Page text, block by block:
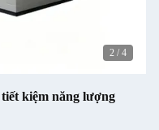
2 / 4
kiệm năng lượng